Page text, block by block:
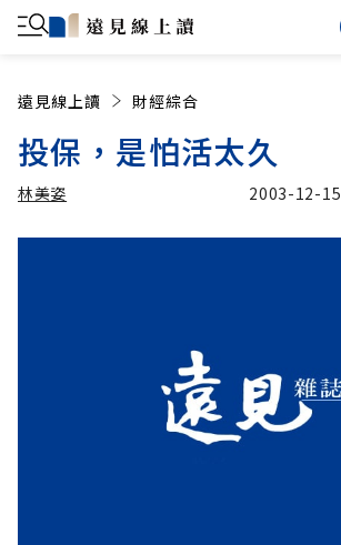
遠見線上讀 財經綜合
投保，是怕活太久
林美姿 2003-12-15